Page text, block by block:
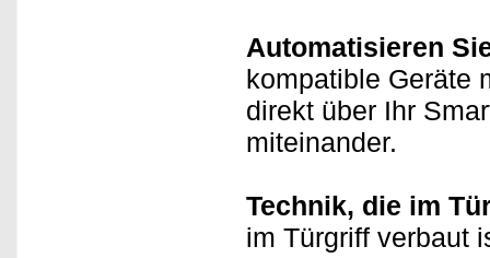
Automatisieren
kompatible Geräte
direkt über Ihr
miteinander.
Technik, die im
im Türgriff verbaut